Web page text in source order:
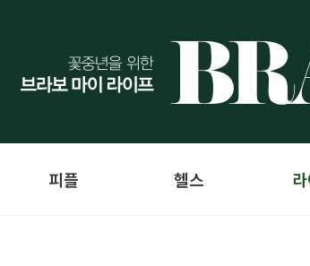
피플 헬스